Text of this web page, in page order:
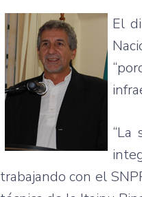
El
“La
trabajando con el